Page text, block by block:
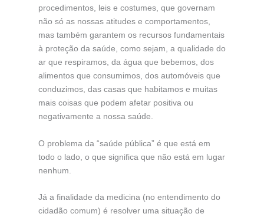
procedimentos, leis e costumes, que governam
não só as nossas atitudes e comportamentos,
mas também garantem os recursos fundamentais
à proteção da saúde, como sejam, a qualidade do
ar que respiramos, da água que bebemos, dos
alimentos que consumimos, dos automóveis que
conduzimos, das casas que habitamos e muitas
mais coisas que podem afetar positiva ou
negativamente a nossa saúde.
O problema da “saúde pública” é que está em
todo o lado, o que significa que não está em lugar
nenhum.
Já a finalidade da medicina (no entendimento do
cidadão comum) é resolver uma situação de